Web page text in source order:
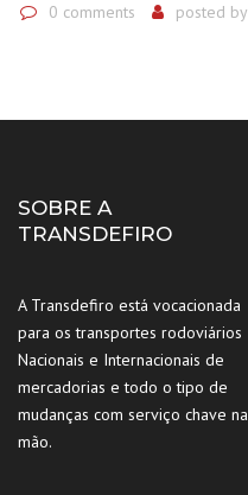
0 comments posted by
SOBRE A
TRANSDEFIRO
A Transdefiro está vocacionada
para os transportes rodoviários
Nacionais e Internacionais de
mercadorias e todo o tipo de
mudanças com serviço chave na
mão.